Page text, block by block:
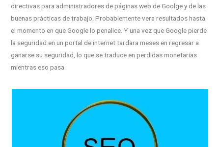
directivas para administradores de páginas web de Goolge y de las
buenas prácticas de trabajo. Probablemente vera resultados hasta
el momento en que Google lo penalice. Y una vez que Google pierde
la seguridad en un portal de internet tardara meses en regresar a
ganarse su seguridad, lo que se traduce en perdidas monetarias
mientras eso pasa.